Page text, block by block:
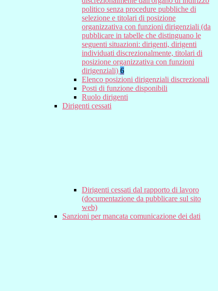
politico senza procedure pubbliche di
selezione e titolari di posizione
organizzativa con funzioni dirigenziali (da
pubblicare in tabelle che distinguano le
seguenti situazioni: dirigenti, dirigenti
individuati discrezionalmente, titolari di
posizione organizzativa con funzioni
dirigenziali) 6
Elenco posizioni dirigenziali discrezionali
Posti di funzione disponibili
Ruolo dirigenti
Dirigenti cessati
Dirigenti cessati dal rapporto di lavoro
(documentazione da pubblicare sul sito
web)
Sanzioni per mancata comunicazione dei dati